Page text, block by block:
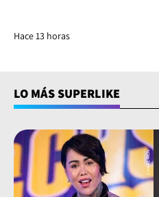
Hace 13 horas
LO MÁS SUPERLIKE